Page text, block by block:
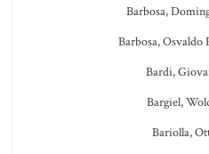
Barbosa,
Barbosa, Osvaldo
Bardi,
Bargiel,
Bariolla,